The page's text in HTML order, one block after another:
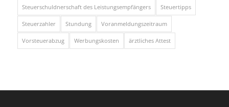
Steuerschuldnerschaft des Leistungsempfängers Steuertipps
Steuerzahler Stundung Voranmeldungszeitraum
Vorsteuerabzug Werbungskosten ärztliches Attest